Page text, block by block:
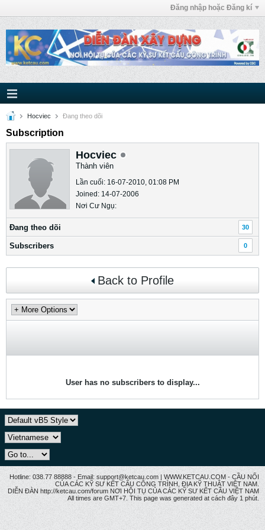
Đăng nhập hoặc Đăng kí
Hocviec Ðang theo dõi
Subscription
Hocviec
Thành viên
Lần cuối: 16-07-2010, 01:08 PM
Joined: 14-07-2006
Nơi Cư Ngụ:
Ðang theo dõi 30
Subscribers 0
Back to Profile
User has no subscribers to display...
Hotline: 038.77 88888 - Email: support@ketcau.com | WWW.KETCAU.COM - CẦU NỐI
CỦA CÁC KỸ SƯ KẾT CẤU CÔNG TRÌNH, ĐỊA KỸ THUẬT VIỆT NAM.
DIỄN ĐÀN http://ketcau.com/forum NƠI HỘI TỤ CỦA CÁC KỸ SƯ KẾT CÂU VIỆT NAM
All times are GMT+7. This page was generated at cách đây 1 phút.